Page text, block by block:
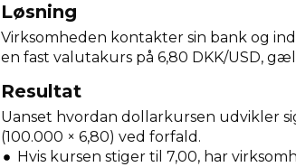
Løsning
Virksomheden kontakter sin bank og
en fast valutakurs på 6,80 DKK/USD,
Resultat
Uanset hvordan dollarkursen udvikler
(100.000 × 6,80) ved forfald.
Hvis kursen stiger til 7,00, har